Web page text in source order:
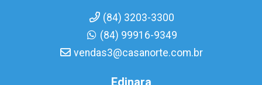
(84) 3203-3300
(84) 99916-9349
vendas3@casanorte.com.br
Edinara